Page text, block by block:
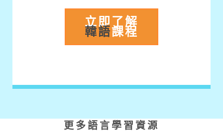
立即了解
韓語課程
更多語言學習資源